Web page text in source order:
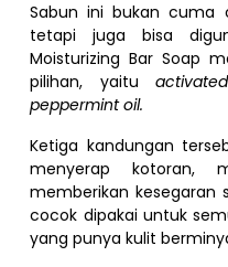
Sabun ini bukan cuma
tetapi juga bisa
Moisturizing Bar Soap
pilihan, yaitu
peppermint oil.
Ketiga kandungan
menyerap kotoran,
memberikan kesegaran
cocok dipakai untuk
yang punya kulit